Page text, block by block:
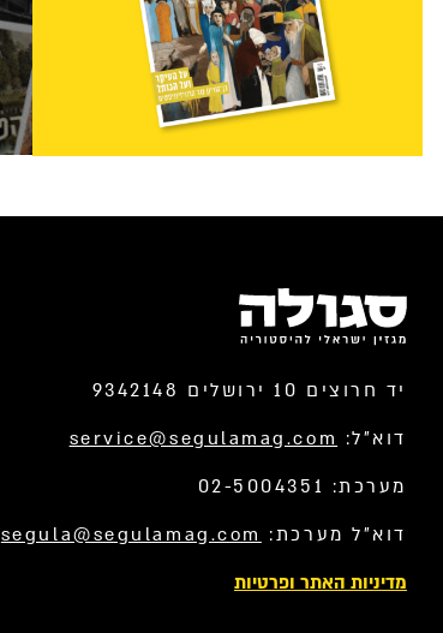
יד חרוצים 10 ירושלים 9342148
דוא”ל: service@segulamag.com
מערכת: 02-5004351
דוא”ל מערכת: segula@segulamag.com
מדיניות האתר ופרטיות